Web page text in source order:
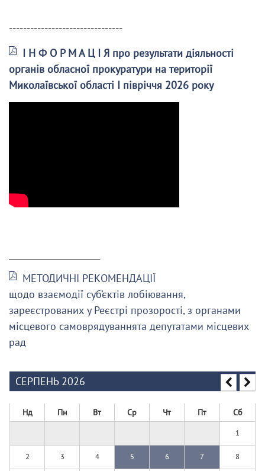
--------------------------------
І Н Ф О Р М А Ц І Я про результати діяльності
органів обласної прокуратури на території
Миколаївської області І півріччя 2026 року
МЕТОДИЧНІ РЕКОМЕНДАЦІЇ
щодо взаємодії суб’єктів лобіювання,
зареєстрованих у Реєстрі прозорості, з органами
місцевого самоврядуваннята депутатами місцевих
рад
СЕРПЕНЬ 2026
Нд Пн Вт Ср Чт Пт Сб
1
2 3 4 5 6 7 8